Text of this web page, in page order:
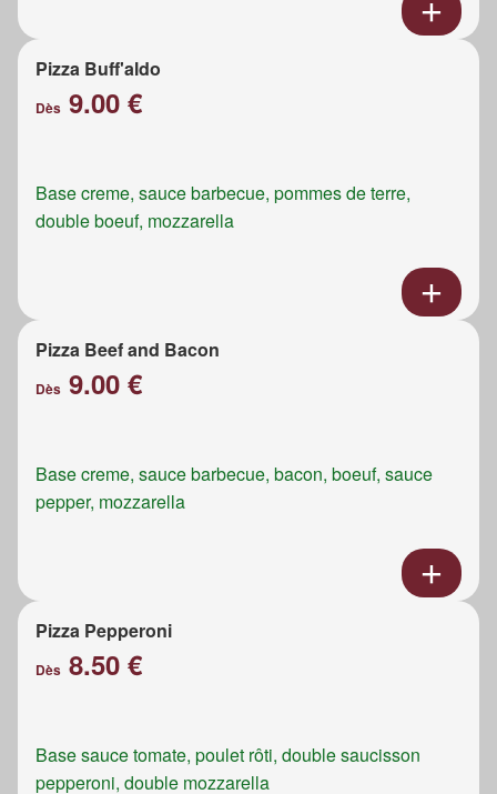
Pizza Buff'aldo
Dès 9.00 €
Base creme, sauce barbecue, pommes de terre,
double boeuf, mozzarella
Pizza Beef and Bacon
Dès 9.00 €
Base creme, sauce barbecue, bacon, boeuf, sauce
pepper, mozzarella
Pizza Pepperoni
Dès 8.50 €
Base sauce tomate, poulet rôti, double saucisson
pepperoni, double mozzarella